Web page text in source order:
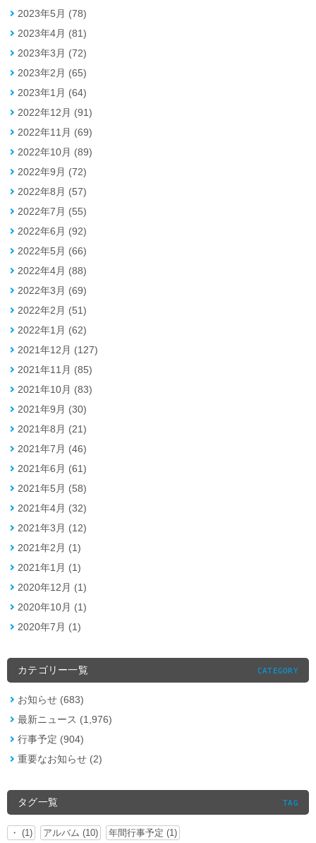
2023年5月 (78)
2023年4月 (81)
2023年3月 (72)
2023年2月 (65)
2023年1月 (64)
2022年12月 (91)
2022年11月 (69)
2022年10月 (89)
2022年9月 (72)
2022年8月 (57)
2022年7月 (55)
2022年6月 (92)
2022年5月 (66)
2022年4月 (88)
2022年3月 (69)
2022年2月 (51)
2022年1月 (62)
2021年12月 (127)
2021年11月 (85)
2021年10月 (83)
2021年9月 (30)
2021年8月 (21)
2021年7月 (46)
2021年6月 (61)
2021年5月 (58)
2021年4月 (32)
2021年3月 (12)
2021年2月 (1)
2021年1月 (1)
2020年12月 (1)
2020年10月 (1)
2020年7月 (1)
カテゴリー一覧 CATEGORY
お知らせ (683)
最新ニュース (1,976)
行事予定 (904)
重要なお知らせ (2)
タグ一覧 TAG
・ (1) アルバム (10) 年間行事予定 (1)